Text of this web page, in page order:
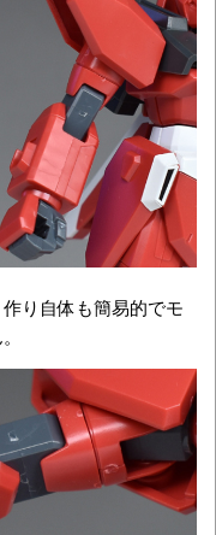
り自体も簡易的でモ